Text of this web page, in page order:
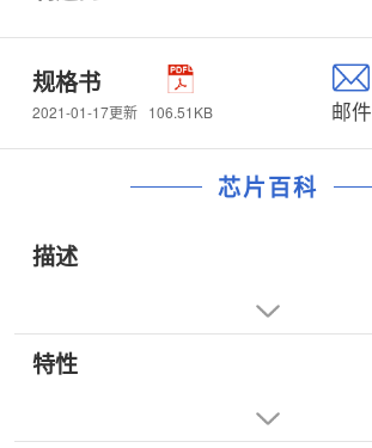
规格书
2021-01-17更新 106.51KB 邮件
芯片百科
描述
特性